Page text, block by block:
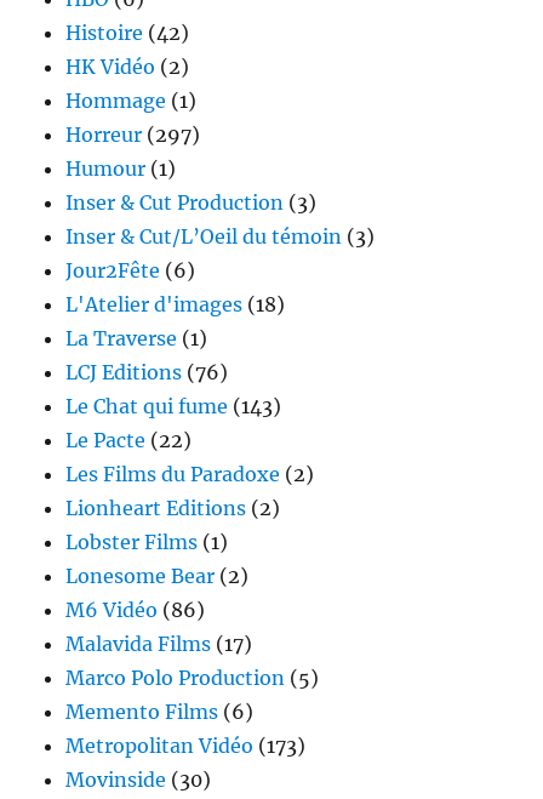
Histoire (42)
HK Vidéo (2)
Hommage (1)
Horreur (297)
Humour (1)
Inser & Cut Production (3)
Inser & Cut/L’Oeil du témoin (3)
Jour2Fête (6)
L'Atelier d'images (18)
La Traverse (1)
LCJ Editions (76)
Le Chat qui fume (143)
Le Pacte (22)
Les Films du Paradoxe (2)
Lionheart Editions (2)
Lobster Films (1)
Lonesome Bear (2)
M6 Vidéo (86)
Malavida Films (17)
Marco Polo Production (5)
Memento Films (6)
Metropolitan Vidéo (173)
Movinside (30)